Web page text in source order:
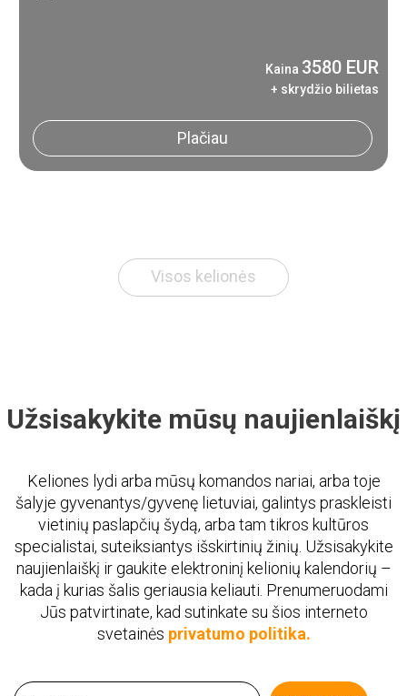
Kaina 3580 EUR
+ skrydžio bilietas
Plačiau
Visos kelionės
Užsisakykite mūsų naujienlaiškį
Keliones lydi arba mūsų komandos nariai, arba toje
šalyje gyvenantys/gyvenę lietuviai, galintys praskleisti
vietinių paslapčių šydą, arba tam tikros kultūros
specialistai, suteiksiantys išskirtinių žinių. Užsisakykite
naujienlaiškį ir gaukite elektroninį kelionių kalendorių –
kada į kurias šalis geriausia keliauti. Prenumeruodami
Jūs patvirtinate, kad sutinkate su šios interneto
svetainės privatumo politika.